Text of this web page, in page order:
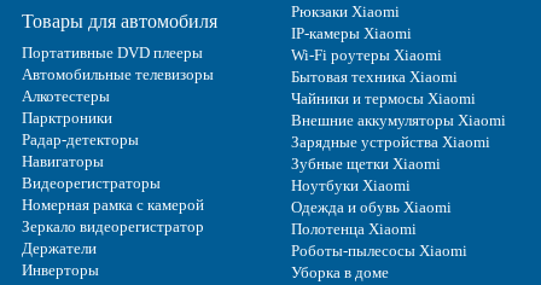
Товары для автомобиля
Портативные DVD плееры
Автомобильные телевизоры
Алкотестеры
Парктроники
Радар-детекторы
Навигаторы
Видеорегистраторы
Номерная рамка с камерой
Зеркало видеорегистратор
Держатели
Инверторы
Рюкзаки Xiaomi
IP-камеры Xiaomi
Wi-Fi роутеры Xiaomi
Бытовая техника Xiaomi
Чайники и термосы Xiaomi
Внешние аккумуляторы Xiaomi
Зарядные устройства Xiaomi
Зубные щетки Xiaomi
Ноутбуки Xiaomi
Одежда и обувь Xiaomi
Полотенца Xiaomi
Роботы-пылесосы Xiaomi
Уборка в доме